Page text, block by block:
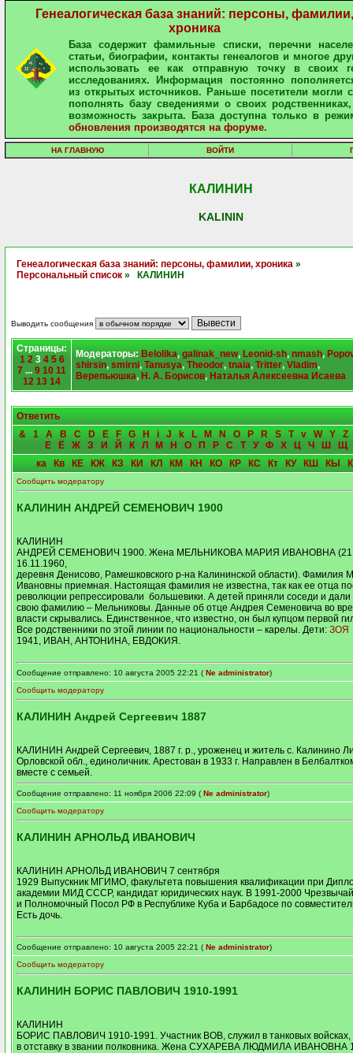
Генеалогическая база знаний: персоны, фамилии,
хроника
База содержит фамильные списки, перечни
статьи, биографии, контакты генеалогов и многое
использовать ее как отправную точку в своих
исследованиях. Информация постоянно
из открытых источников. Раньше посетители могли
пополнять базу сведениями о своих
возможность закрыта. База доступна только в
обновления производятся на форуме.
НА ГЛАВНУЮ ВОЙТИ
КАЛИНИН
KALININ
Генеалогическая база знаний: персоны, фамилии, хроника »
Персональный список » КАЛИНИН
Выводить сообщения
Страницы:
1 23 4 5 6
7 ... 9 10 11
12 13 14
Модераторы: Belolika, galinak_new, Leonid-sh, nmash,
shirsin, smirni, Tanusya, Theodor, tnaia, Tritter, Vladim,
Верепьюшка, Н. А. Борисов, Наталья Алексеевна Исаева
Ответить
&
1 A B C D E F G H i J k L M N O P R S T v W Y
Z
Е
Ё Ж З И Й К Л М Н О П Р С Т У Ф Х Ц Ч Ш
Щ
ка
Кв КЕ КЖ КЗ КИ КЛ КМ КН КО КР КС Кт КУ КШ КЫ
Сообщить модератору
КАЛИНИН АНДРЕЙ СЕМЕНОВИЧ 1900
КАЛИНИН
АНДРЕЙ СЕМЕНОВИЧ 1900. Жена МЕЛЬНИКОВА МАРИЯ ИВАНОВНА
16.11.1960,
деревня Денисово, Рамешковского р-на Калининской области). Фамилия
Ивановны приемная. Настоящая фамилия не известна, так как ее отца
революции репрессировали большевики. А детей приняли соседи и дали
свою фамилию – Мельниковы. Данные об отце Андрея Семеновича во
власти скрывались. Единственное, что известно, он был купцом первой
Все родственники по этой линии по национальности – карелы. Дети: ЗОЯ
1941, ИВАН, АНТОНИНА, ЕВДОКИЯ.
Сообщение отправлено: 10 августа 2005 22:21 ( Ne administrator)
Сообщить модератору
КАЛИНИН Андрей Сергеевич 1887
КАЛИНИН Андрей Сергеевич, 1887 г. р., уроженец и житель с. Калинино
Орловской обл., единоличник. Арестован в 1933 г. Направлен в
вместе с семьей.
Сообщение отправлено: 11 ноября 2006 22:09 ( Ne administrator)
Сообщить модератору
КАЛИНИН АРНОЛЬД ИВАНОВИЧ
КАЛИНИН АРНОЛЬД ИВАНОВИЧ 7 сентября
1929 Выпускник МГИМО, факультета повышения квалификации при
академии МИД СССР, кандидат юридических наук. В 1991-2000
и Полномочный Посол РФ в Республике Куба и Барбадосе по
Есть дочь.
Сообщение отправлено: 10 августа 2005 22:21 ( Ne administrator)
Сообщить модератору
КАЛИНИН БОРИС ПАВЛОВИЧ 1910-1991
КАЛИНИН
БОРИС ПАВЛОВИЧ 1910-1991. Участник ВОВ, служил в танковых
в отставку в звании полковника. Жена СУХАРЕВА ЛЮДМИЛА ИВАНОВНА